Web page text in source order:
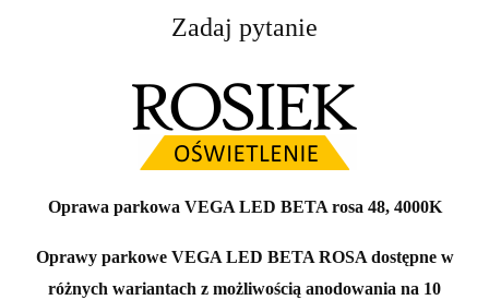
Zadaj pytanie
Oprawa parkowa VEGA LED BETA rosa 48, 4000K
Oprawy parkowe VEGA LED BETA ROSA dostępne w
różnych wariantach z możliwością anodowania na 10